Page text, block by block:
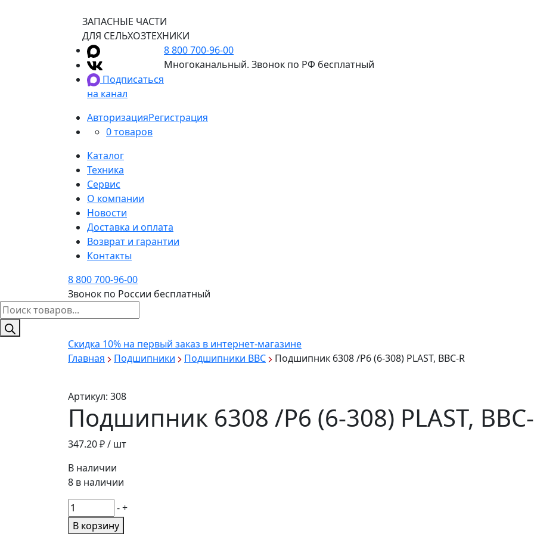
ЗАПАСНЫЕ ЧАСТИ
ДЛЯ СЕЛЬХОЗТЕХНИКИ
Подписаться
на канал
8 800 700-96-00
Многоканальный. Звонок по РФ бесплатный
АвторизацияРегистрация
0 товаров
Каталог
Техника
Сервис
О компании
Новости
Доставка и оплата
Возврат и гарантии
Контакты
8 800 700-96-00
Звонок по России бесплатный
Поиск
товаров
Скидка 10% на первый заказ в интернет-магазине
Главная
Подшипники Подшипники BBC Подшипник 6308 /P6 (6-308) PLAST, BBC-R
Артикул: 308
Подшипник 6308 /P6 (6-308) PLAST,
347.20₽ / шт
В наличии
8 в наличии
Количество
товара
-+
В корзину